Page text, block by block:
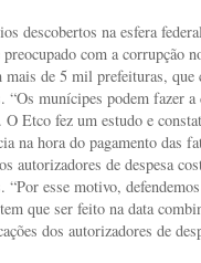
descobertos na esfera
preocupado com a corrupção
mais de 5 mil prefeituras,
“Os munícipes podem fazer
O Etco fez um estudo e
na hora do pagamento das
autorizadores de despesa
“Por esse motivo,
que ser feito na data
dos autorizadores de